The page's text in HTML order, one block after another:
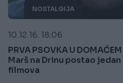
NOSTALGIJA
10.12.16. 18:06
PRVA PSOVKA U
Marš na Drinu postao
filmova